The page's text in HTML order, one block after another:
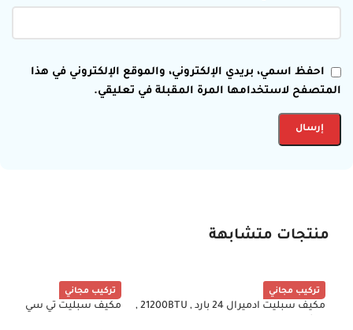
احفظ اسمي، بريدي الإلكتروني، والموقع الإلكتروني في هذا
المتصفح لاستخدامها المرة المقبلة في تعليقي.
منتجات متشابهة
تركيب مجاني
-38%
مكيف سبليت ادميرال 24 بارد , 21200BTU ,
تركيب مجاني
-41%